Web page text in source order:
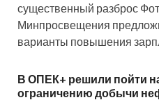
существенный разброс
Минпросвещения
варианты повышения
В ОПЕК+ решили пойти
ограничению добычи